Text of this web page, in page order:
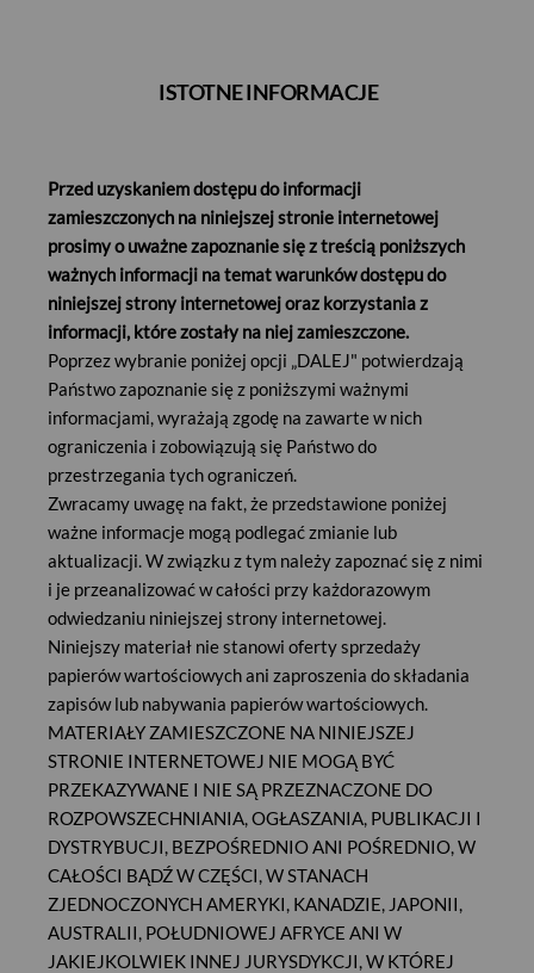
z rynku
inwestowanie
inwestycyjne
Subskrypcje
Subskrypcje
ISTOTNE INFORMACJE
Przed uzyskaniem dostępu do informacji
zamieszczonych na niniejszej stronie internetowej
prosimy o uważne zapoznanie się z treścią poniższych
ważnych informacji na temat warunków dostępu do
niniejszej strony internetowej oraz korzystania z
informacji, które zostały na niej zamieszczone.
Poprzez wybranie poniżej opcji „DALEJ" potwierdzają
Państwo zapoznanie się z poniższymi ważnymi
informacjami, wyrażają zgodę na zawarte w nich
ograniczenia i zobowiązują się Państwo do
przestrzegania tych ograniczeń.
Zwracamy uwagę na fakt, że przedstawione poniżej
ważne informacje mogą podlegać zmianie lub
aktualizacji. W związku z tym należy zapoznać się z nimi
i je przeanalizować w całości przy każdorazowym
odwiedzaniu niniejszej strony internetowej.
Niniejszy materiał nie stanowi oferty sprzedaży
papierów wartościowych ani zaproszenia do składania
zapisów lub nabywania papierów wartościowych.
MATERIAŁY ZAMIESZCZONE NA NINIEJSZEJ
STRONIE INTERNETOWEJ NIE MOGĄ BYĆ
PRZEKAZYWANE I NIE SĄ PRZEZNACZONE DO
ROZPOWSZECHNIANIA, OGŁASZANIA, PUBLIKACJI I
DYSTRYBUCJI, BEZPOŚREDNIO ANI POŚREDNIO, W
CAŁOŚCI BĄDŹ W CZĘŚCI, W STANACH
ZJEDNOCZONYCH AMERYKI, KANADZIE, JAPONII,
AUSTRALII, POŁUDNIOWEJ AFRYCE ANI W
JAKIEJKOLWIEK INNEJ JURYSDYKCJI, W KTÓREJ
„Handel i technologia” Certyfikat z ochroną kapitału
oparty o akcje SIEMENS AG i WALMART INC.
Oferta archiwalna
INWESTYCJA Z OCHRONĄ KAPITAŁU
W SKRÓCIE
„Handel i technologia” 5-LETNI CERTYFIKAT Z OCHRONĄ
KAPITAŁU Z OPCJĄ AUTOCALL TYPU WORST OF
POWIĄZANY Z AKCJAMI SIEMENS AG i WALMART INC.
(dalej: „Produkt strukturyzowany", „Papier Wartościowy”)
Aktywa Bazowe: akcje spółek: SIEMENS AG i WALMART